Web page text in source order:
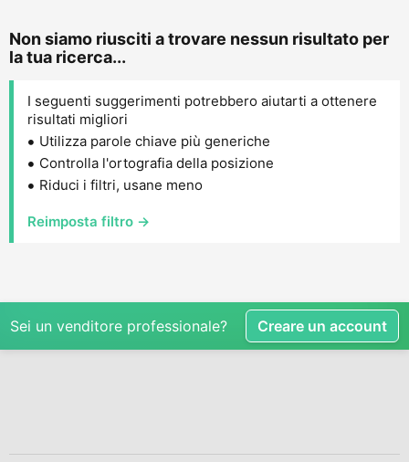
Non siamo riusciti a trovare nessun risultato per
la tua ricerca...
I seguenti suggerimenti potrebbero aiutarti a ottenere
risultati migliori
Utilizza parole chiave più generiche
Controlla l'ortografia della posizione
Riduci i filtri, usane meno
Reimposta filtro →
Sei un venditore professionale? Creare un account